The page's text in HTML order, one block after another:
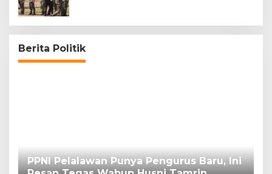
Berita Politik
PPNI Pelalawan Punya Pengurus Baru, Ini